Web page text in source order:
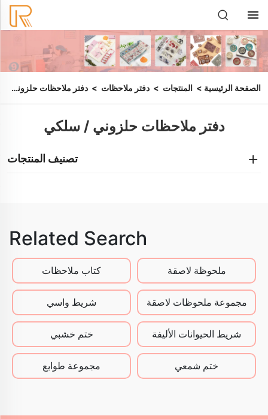
الصفحة الرئيسية > المنتجات > دفتر ملاحظات > دفتر ملاحظات حلزوني/سلكي
دفتر ملاحظات حلزوني / سلكي
تصنيف المنتجات
Related Search
ملحوظة لاصقة كتاب ملاحظات
مجموعة ملحوظات لاصقة شريط واسي
شريط الحيوانات الأليفة ختم خشبي
ختم شمعي مجموعة طوابع